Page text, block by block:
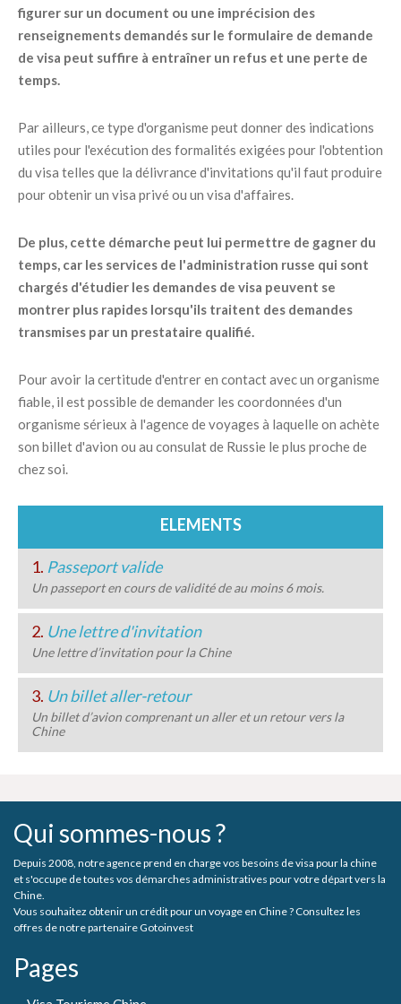
figurer sur un document ou une imprécision des
renseignements demandés sur le formulaire de demande
de visa peut suffire à entraîner un refus et une perte de
temps.
Par ailleurs, ce type d'organisme peut donner des indications
utiles pour l'exécution des formalités exigées pour l'obtention
du visa telles que la délivrance d'invitations qu'il faut produire
pour obtenir un visa privé ou un visa d'affaires.
De plus, cette démarche peut lui permettre de gagner du
temps, car les services de l'administration russe qui sont
chargés d'étudier les demandes de visa peuvent se
montrer plus rapides lorsqu'ils traitent des demandes
transmises par un prestataire qualifié.
Pour avoir la certitude d'entrer en contact avec un organisme
fiable, il est possible de demander les coordonnées d'un
organisme sérieux à l'agence de voyages à laquelle on achète
son billet d'avion ou au consulat de Russie le plus proche de
chez soi.
ELEMENTS
1. Passeport valide
Un passeport en cours de validité de au moins 6 mois.
2. Une lettre d'invitation
Une lettre d’invitation pour la Chine
3. Un billet aller-retour
Un billet d’avion comprenant un aller et un retour vers la
Chine
Qui sommes-nous ?
Depuis 2008, notre agence prend en charge vos besoins de visa pour la chine
et s'occupe de toutes vos démarches administratives pour votre départ vers la
Chine.
Vous souhaitez obtenir un crédit pour un voyage en Chine ? Consultez les
offres de notre partenaire Gotoinvest
Pages